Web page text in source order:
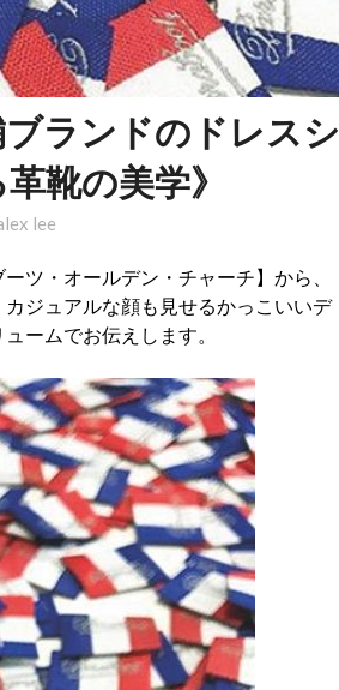
ランドのドレスシ
靴の美学》
lee
ツ・オールデン・チャーチ】から、
ジュアルな顔も見せるかっこいいデ
ームでお伝えします。